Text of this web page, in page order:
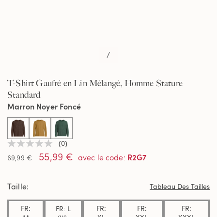
/
T-Shirt Gaufré en Lin Mélangé, Homme Stature
Standard
Aucune
valeur
de
sur
même
page.
(0)
69,99 €
55,99 € avec le code: R2G7
Marron Noyer Foncé
selected
Taille Tableau Des Tailles
FR:
FR: L
FR:
FR:
FR: